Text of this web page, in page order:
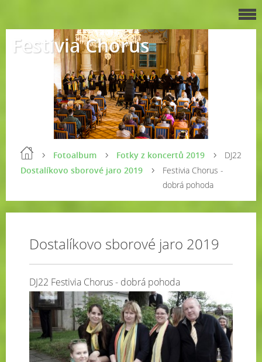
Festivia Chorus
Fotoalbum
Fotky z koncertů 2019
Dostalíkovo sborové jaro 2019
DJ22
Festivia Chorus -
dobrá pohoda
Dostalíkovo sborové jaro 2019
DJ22 Festivia Chorus - dobrá pohoda